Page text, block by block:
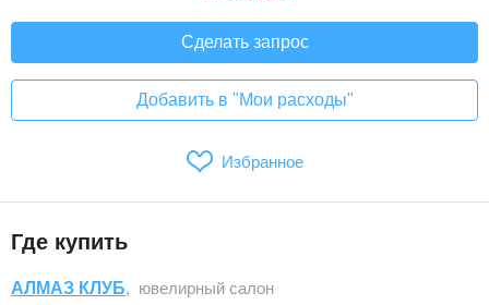
Сделать запрос
Добавить в "Мои расходы"
Избранное
Где купить
АЛМАЗ КЛУБ, ювелирный салон